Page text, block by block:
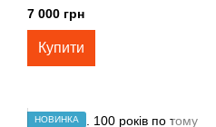
7 000 грн
Купити
НОВИНКА